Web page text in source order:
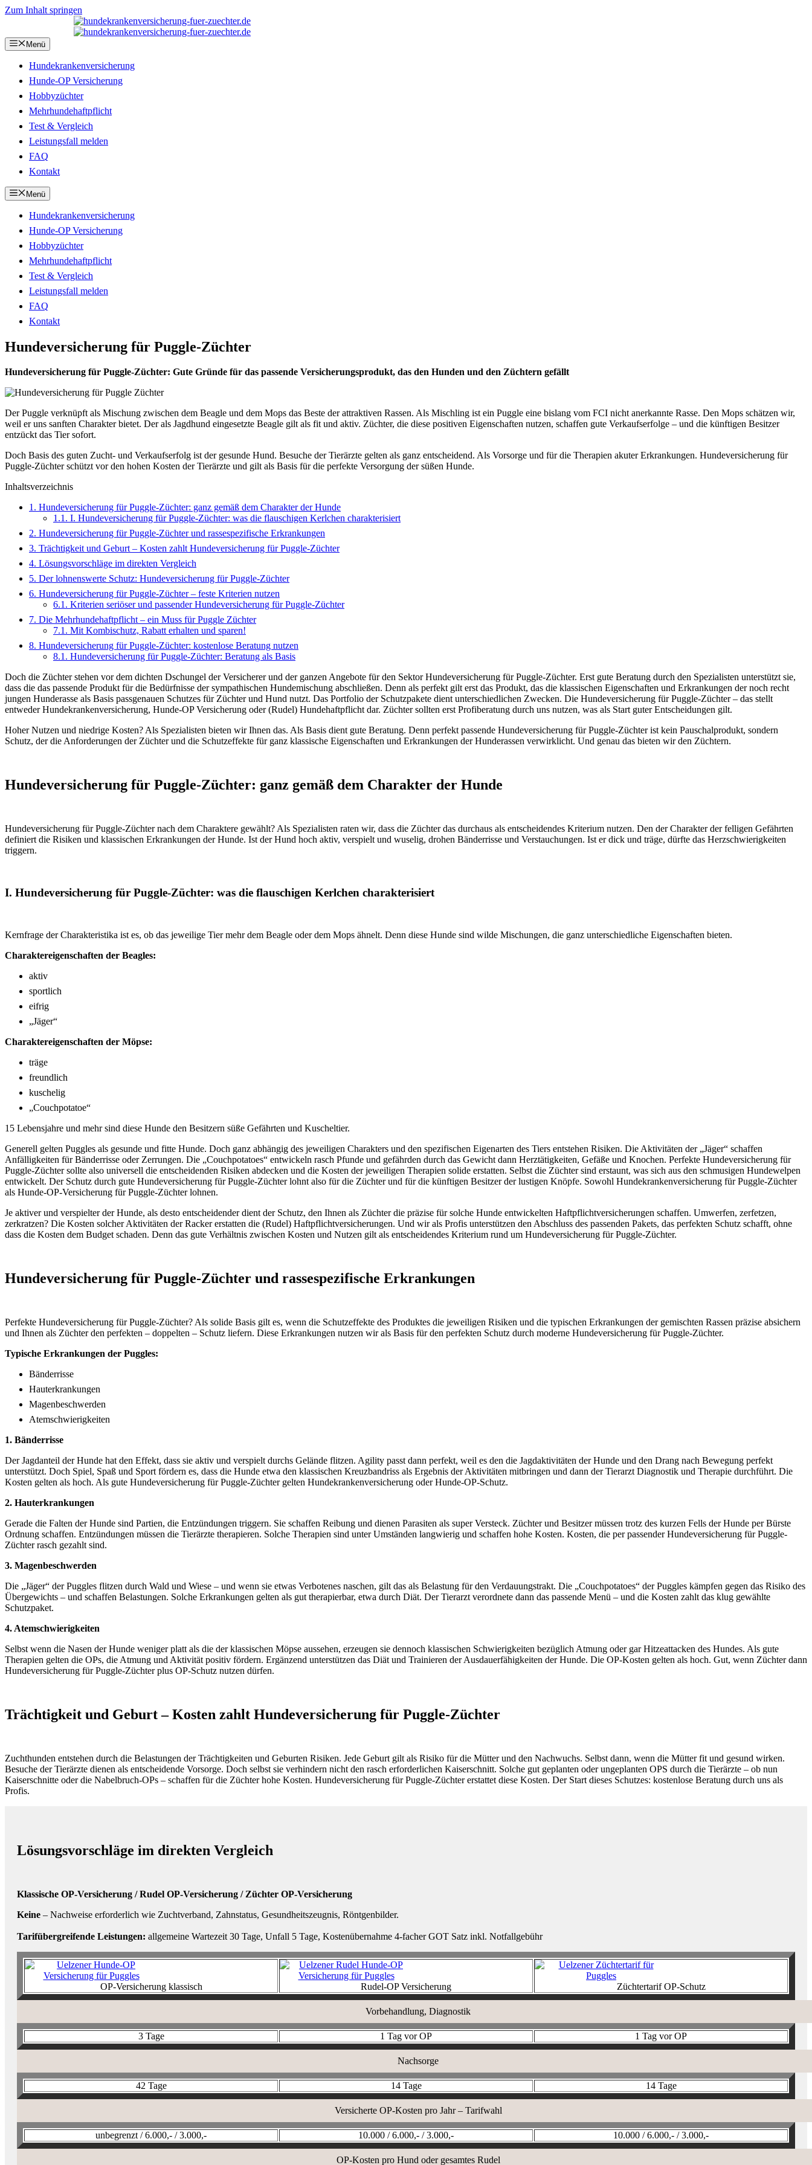
Zum Inhalt springen
Menü
Hundekrankenversicherung
Hunde-OP Versicherung
Hobbyzüchter
Mehrhundehaftpflicht
Test & Vergleich
Leistungsfall melden
FAQ
Kontakt
Menü
Hundekrankenversicherung
Hunde-OP Versicherung
Hobbyzüchter
Mehrhundehaftpflicht
Test & Vergleich
Leistungsfall melden
FAQ
Kontakt
Hundeversicherung für Puggle-Züchter
Hundeversicherung für Puggle-Züchter: Gute Gründe für das passende Versicherungsprodukt, das den Hunden und den Züchtern gefällt
Der Puggle verknüpft als Mischung zwischen dem Beagle und dem Mops das Beste der attraktiven Rassen. Als Mischling ist ein Puggle eine bislang vom FCI nicht anerkannte Rasse. Den Mops schätzen wir,
weil er uns sanften Charakter bietet. Der als Jagdhund eingesetzte Beagle gilt als fit und aktiv. Züchter, die diese positiven Eigenschaften nutzen, schaffen gute Verkaufserfolge – und die künftigen Besitzer
entzückt das Tier sofort.
Doch Basis des guten Zucht- und Verkaufserfolg ist der gesunde Hund. Besuche der Tierärzte gelten als ganz entscheidend. Als Vorsorge und für die Therapien akuter Erkrankungen. Hundeversicherung für
Puggle-Züchter schützt vor den hohen Kosten der Tierärzte und gilt als Basis für die perfekte Versorgung der süßen Hunde.
Inhaltsverzeichnis
1. Hundeversicherung für Puggle-Züchter: ganz gemäß dem Charakter der Hunde
1.1. I. Hundeversicherung für Puggle-Züchter: was die flauschigen Kerlchen charakterisiert
2. Hundeversicherung für Puggle-Züchter und rassespezifische Erkrankungen
3. Trächtigkeit und Geburt – Kosten zahlt Hundeversicherung für Puggle-Züchter
4. Lösungsvorschläge im direkten Vergleich
5. Der lohnenswerte Schutz: Hundeversicherung für Puggle-Züchter
6. Hundeversicherung für Puggle-Züchter – feste Kriterien nutzen
6.1. Kriterien seriöser und passender Hundeversicherung für Puggle-Züchter
7. Die Mehrhundehaftpflicht – ein Muss für Puggle Züchter
7.1. Mit Kombischutz, Rabatt erhalten und sparen!
8. Hundeversicherung für Puggle-Züchter: kostenlose Beratung nutzen
8.1. Hundeversicherung für Puggle-Züchter: Beratung als Basis
Doch die Züchter stehen vor dem dichten Dschungel der Versicherer und der ganzen Angebote für den Sektor Hundeversicherung für Puggle-Züchter. Erst gute Beratung durch den Spezialisten unterstützt sie,
dass die das passende Produkt für die Bedürfnisse der sympathischen Hundemischung abschließen. Denn als perfekt gilt erst das Produkt, das die klassischen Eigenschaften und Erkrankungen der noch recht
jungen Hunderasse als Basis passgenauen Schutzes für Züchter und Hund nutzt. Das Portfolio der Schutzpakete dient unterschiedlichen Zwecken. Die Hundeversicherung für Puggle-Züchter – das stellt
entweder Hundekrankenversicherung, Hunde-OP Versicherung oder (Rudel) Hundehaftpflicht dar. Züchter sollten erst Profiberatung durch uns nutzen, was als Start guter Entscheidungen gilt.
Hoher Nutzen und niedrige Kosten? Als Spezialisten bieten wir Ihnen das. Als Basis dient gute Beratung. Denn perfekt passende Hundeversicherung für Puggle-Züchter ist kein Pauschalprodukt, sondern
Schutz, der die Anforderungen der Züchter und die Schutzeffekte für ganz klassische Eigenschaften und Erkrankungen der Hunderassen verwirklicht. Und genau das bieten wir den Züchtern.
Hundeversicherung für Puggle-Züchter: ganz gemäß dem Charakter der Hunde
Hundeversicherung für Puggle-Züchter nach dem Charaktere gewählt? Als Spezialisten raten wir, dass die Züchter das durchaus als entscheidendes Kriterium nutzen. Den der Charakter der felligen Gefährten
definiert die Risiken und klassischen Erkrankungen der Hunde. Ist der Hund hoch aktiv, verspielt und wuselig, drohen Bänderrisse und Verstauchungen. Ist er dick und träge, dürfte das Herzschwierigkeiten
triggern.
I. Hundeversicherung für Puggle-Züchter: was die flauschigen Kerlchen charakterisiert
Kernfrage der Charakteristika ist es, ob das jeweilige Tier mehr dem Beagle oder dem Mops ähnelt. Denn diese Hunde sind wilde Mischungen, die ganz unterschiedliche Eigenschaften bieten.
Charaktereigenschaften der Beagles:
aktiv
sportlich
eifrig
„Jäger“
Charaktereigenschaften der Möpse:
träge
freundlich
kuschelig
„Couchpotatoe“
15 Lebensjahre und mehr sind diese Hunde den Besitzern süße Gefährten und Kuscheltier.
Generell gelten Puggles als gesunde und fitte Hunde. Doch ganz abhängig des jeweiligen Charakters und den spezifischen Eigenarten des Tiers entstehen Risiken. Die Aktivitäten der „Jäger“ schaffen
Anfälligkeiten für Bänderrisse oder Zerrungen. Die „Couchpotatoes“ entwickeln rasch Pfunde und gefährden durch das Gewicht dann Herztätigkeiten, Gefäße und Knochen. Perfekte Hundeversicherung für
Puggle-Züchter sollte also universell die entscheidenden Risiken abdecken und die Kosten der jeweiligen Therapien solide erstatten. Selbst die Züchter sind erstaunt, was sich aus den schmusigen Hundewelpen
entwickelt. Der Schutz durch gute Hundeversicherung für Puggle-Züchter lohnt also für die Züchter und für die künftigen Besitzer der lustigen Knöpfe. Sowohl Hundekrankenversicherung für Puggle-Züchter
als Hunde-OP-Versicherung für Puggle-Züchter lohnen.
Je aktiver und verspielter der Hunde, als desto entscheidender dient der Schutz, den Ihnen als Züchter die präzise für solche Hunde entwickelten Haftpflichtversicherungen schaffen. Umwerfen, zerfetzen,
zerkratzen? Die Kosten solcher Aktivitäten der Racker erstatten die (Rudel) Haftpflichtversicherungen. Und wir als Profis unterstützen den Abschluss des passenden Pakets, das perfekten Schutz schafft, ohne
dass die Kosten dem Budget schaden. Denn das gute Verhältnis zwischen Kosten und Nutzen gilt als entscheidendes Kriterium rund um Hundeversicherung für Puggle-Züchter.
Hundeversicherung für Puggle-Züchter und rassespezifische Erkrankungen
Perfekte Hundeversicherung für Puggle-Züchter? Als solide Basis gilt es, wenn die Schutzeffekte des Produktes die jeweiligen Risiken und die typischen Erkrankungen der gemischten Rassen präzise absichern
und Ihnen als Züchter den perfekten – doppelten – Schutz liefern. Diese Erkrankungen nutzen wir als Basis für den perfekten Schutz durch moderne Hundeversicherung für Puggle-Züchter.
Typische Erkrankungen der Puggles:
Bänderrisse
Hauterkrankungen
Magenbeschwerden
Atemschwierigkeiten
1. Bänderrisse
Der Jagdanteil der Hunde hat den Effekt, dass sie aktiv und verspielt durchs Gelände flitzen. Agility passt dann perfekt, weil es den die Jagdaktivitäten der Hunde und den Drang nach Bewegung perfekt
unterstützt. Doch Spiel, Spaß und Sport fördern es, dass die Hunde etwa den klassischen Kreuzbandriss als Ergebnis der Aktivitäten mitbringen und dann der Tierarzt Diagnostik und Therapie durchführt. Die
Kosten gelten als hoch. Als gute Hundeversicherung für Puggle-Züchter gelten Hundekrankenversicherung oder Hunde-OP-Schutz.
2. Hauterkrankungen
Gerade die Falten der Hunde sind Partien, die Entzündungen triggern. Sie schaffen Reibung und dienen Parasiten als super Versteck. Züchter und Besitzer müssen trotz des kurzen Fells der Hunde per Bürste
Ordnung schaffen. Entzündungen müssen die Tierärzte therapieren. Solche Therapien sind unter Umständen langwierig und schaffen hohe Kosten. Kosten, die per passender Hundeversicherung für Puggle-
Züchter rasch gezahlt sind.
3. Magenbeschwerden
Die „Jäger“ der Puggles flitzen durch Wald und Wiese – und wenn sie etwas Verbotenes naschen, gilt das als Belastung für den Verdauungstrakt. Die „Couchpotatoes“ der Puggles kämpfen gegen das Risiko des
Übergewichts – und schaffen Belastungen. Solche Erkrankungen gelten als gut therapierbar, etwa durch Diät. Der Tierarzt verordnete dann das passende Menü – und die Kosten zahlt das klug gewählte
Schutzpaket.
4. Atemschwierigkeiten
Selbst wenn die Nasen der Hunde weniger platt als die der klassischen Möpse aussehen, erzeugen sie dennoch klassischen Schwierigkeiten bezüglich Atmung oder gar Hitzeattacken des Hundes. Als gute
Therapien gelten die OPs, die Atmung und Aktivität positiv fördern. Ergänzend unterstützen das Diät und Trainieren der Ausdauerfähigkeiten der Hunde. Die OP-Kosten gelten als hoch. Gut, wenn Züchter dann
Hundeversicherung für Puggle-Züchter plus OP-Schutz nutzen dürfen.
Trächtigkeit und Geburt – Kosten zahlt Hundeversicherung für Puggle-Züchter
Zuchthunden entstehen durch die Belastungen der Trächtigkeiten und Geburten Risiken. Jede Geburt gilt als Risiko für die Mütter und den Nachwuchs. Selbst dann, wenn die Mütter fit und gesund wirken.
Besuche der Tierärzte dienen als entscheidende Vorsorge. Doch selbst sie verhindern nicht den rasch erforderlichen Kaiserschnitt. Solche gut geplanten oder ungeplanten OPS durch die Tierärzte – ob nun
Kaiserschnitte oder die Nabelbruch-OPs – schaffen für die Züchter hohe Kosten. Hundeversicherung für Puggle-Züchter erstattet diese Kosten. Der Start dieses Schutzes: kostenlose Beratung durch uns als
Profis.
Lösungsvorschläge im direkten Vergleich
Klassische OP-Versicherung / Rudel OP-Versicherung / Züchter OP-Versicherung
Keine – Nachweise erforderlich wie Zuchtverband, Zahnstatus, Gesundheitszeugnis, Röntgenbilder.
Tarifübergreifende Leistungen: allgemeine Wartezeit 30 Tage, Unfall 5 Tage, Kostenübernahme 4-facher GOT Satz inkl. Notfallgebühr
OP-Versicherung klassisch Rudel-OP Versicherung Züchtertarif OP-Schutz
Vorbehandlung, Diagnostik
3 Tage 1 Tag vor OP 1 Tag vor OP
Nachsorge
42 Tage 14 Tage 14 Tage
Versicherte OP-Kosten pro Jahr – Tarifwahl
unbegrenzt / 6.000,- / 3.000,- 10.000 / 6.000,- / 3.000,- 10.000 / 6.000,- / 3.000,-
OP-Kosten pro Hund oder gesamtes Rudel